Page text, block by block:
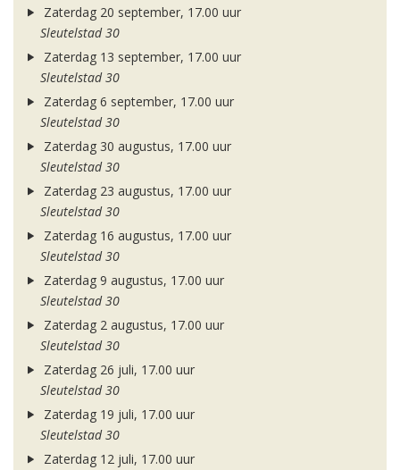
Zaterdag 20 september, 17.00 uur
Sleutelstad 30
Zaterdag 13 september, 17.00 uur
Sleutelstad 30
Zaterdag 6 september, 17.00 uur
Sleutelstad 30
Zaterdag 30 augustus, 17.00 uur
Sleutelstad 30
Zaterdag 23 augustus, 17.00 uur
Sleutelstad 30
Zaterdag 16 augustus, 17.00 uur
Sleutelstad 30
Zaterdag 9 augustus, 17.00 uur
Sleutelstad 30
Zaterdag 2 augustus, 17.00 uur
Sleutelstad 30
Zaterdag 26 juli, 17.00 uur
Sleutelstad 30
Zaterdag 19 juli, 17.00 uur
Sleutelstad 30
Zaterdag 12 juli, 17.00 uur